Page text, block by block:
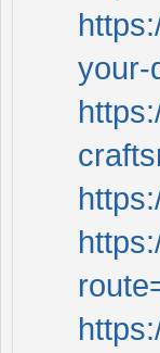
your-